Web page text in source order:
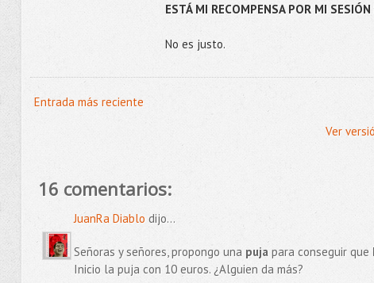
ESTÁ MI RECOMPENSA POR MI
No es justo.
Entrada más reciente
Ver
16 comentarios:
JuanRa Diablo dijo...
Señoras y señores, propongo una puja para conseguir que
Inicio la puja con 10 euros. ¿Alguien da más?